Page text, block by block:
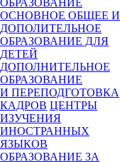
ОБРАЗОВАНИЕ
ОСНОВНОЕ ОБЩЕЕ И
ДОПОЛИТЕЛЬНОЕ
ОБРАЗОВАНИЕ ДЛЯ
ДЕТЕЙ
ДОПОЛНИТЕЛЬНОЕ
ОБРАЗОВАНИЕ
И ПЕРЕПОДГОТОВКА
КАДРОВ ЦЕНТРЫ
ИЗУЧЕНИЯ
ИНОСТРАННЫХ
ЯЗЫКОВ
ОБРАЗОВАНИЕ ЗА